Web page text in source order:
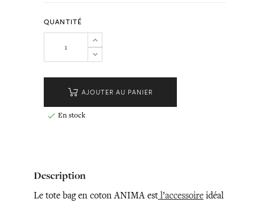
QUANTITÉ
AJOUTER AU PANIER
 En stock
Description
Le tote bag en coton ANIMA est l’accessoire idéal